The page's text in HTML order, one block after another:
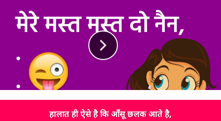
हालात ही ऐसे है कि आँसू छलक आते है,